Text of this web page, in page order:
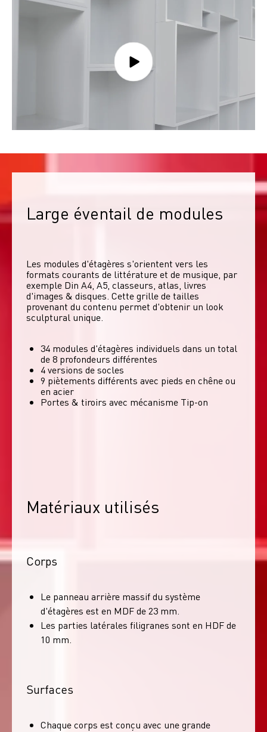
Large éventail de modules
Les modules d'étagères s'orientent vers les
formats courants de littérature et de musique, par
exemple Din A4, A5, classeurs, atlas, livres
d'images & disques. Cette grille de tailles
provenant du contenu permet d'obtenir un look
sculptural unique.
34 modules d'étagères individuels dans un total
de 8 profondeurs différentes
4 versions de socles
9 piètements différents avec pieds en chêne ou
en acier
Portes & tiroirs avec mécanisme Tip-on
Matériaux utilisés
Corps
Le panneau arrière massif du système
d'étagères est en MDF de 23 mm.
Les parties latérales filigranes sont en HDF de
10 mm.
Surfaces
Chaque corps est conçu avec une grande